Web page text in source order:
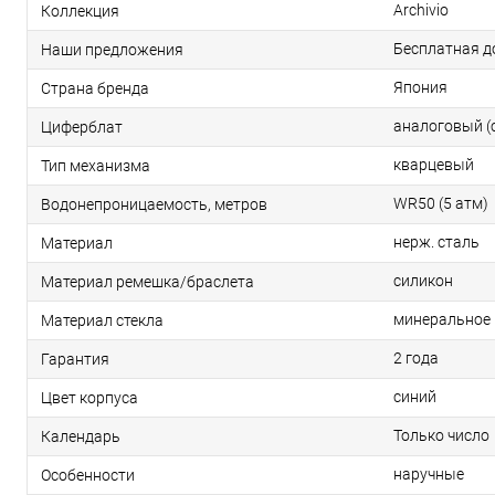
Коллекция Archivio
Наши предложения Бесплатная
Страна бренда Япония
Циферблат аналоговый
Тип механизма кварцевый
Водонепроницаемость, метров WR50 (5 атм)
Материал нерж. сталь
Материал ремешка/браслета силикон
Материал стекла минеральное
Гарантия 2 года
Цвет корпуса синий
Календарь Только число
Особенности наручные